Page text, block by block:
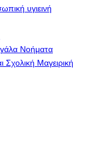
υγιεινή
Νοήματα
Σχολική Μαγειρική